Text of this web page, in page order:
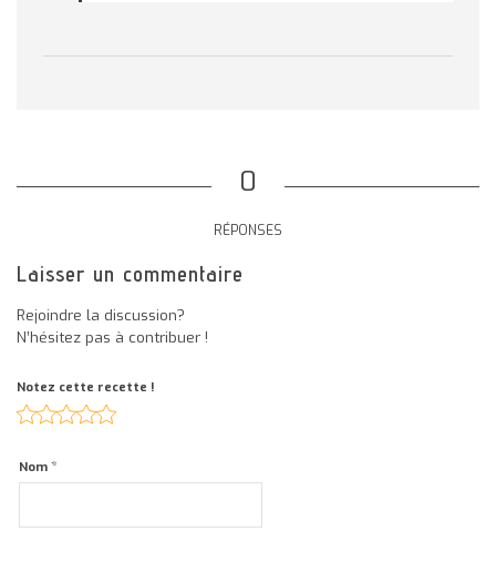
0
RÉPONSES
Laisser un commentaire
Rejoindre la discussion?
N’hésitez pas à contribuer !
Notez cette recette !
Nom *